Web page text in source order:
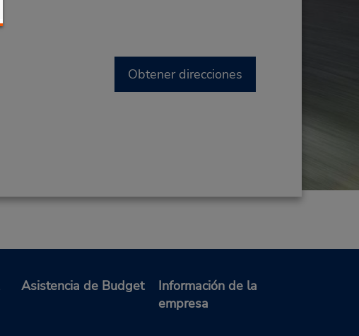
Obtener direcciones
Asistencia de Budget
Información de la
empresa